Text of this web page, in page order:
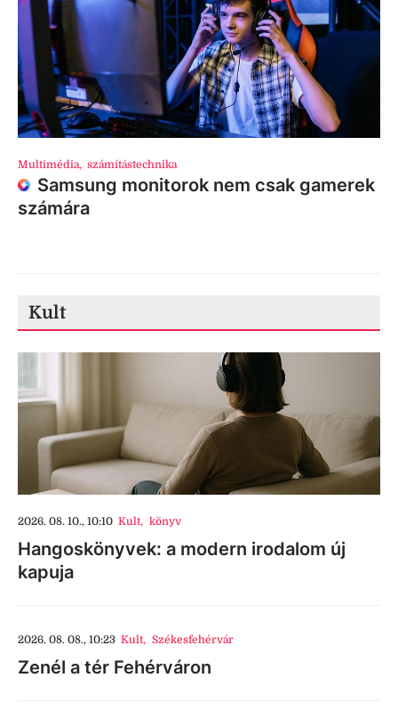
Multimédia, számítástechnika
Samsung monitorok nem csak gamerek
számára
Kult
2026. 08. 10., 10:10 Kult, könyv
Hangoskönyvek: a modern irodalom új
kapuja
2026. 08. 08., 10:23 Kult, Székesfehérvár
Zenél a tér Fehérváron